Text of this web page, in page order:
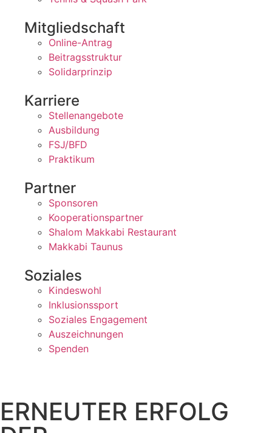
Mitgliedschaft
Online-Antrag
Beitragsstruktur
Solidarprinzip
Karriere
Stellenangebote
Ausbildung
FSJ/BFD
Praktikum
Partner
Sponsoren
Kooperationspartner
Shalom Makkabi Restaurant
Makkabi Taunus
Soziales
Kindeswohl
Inklusionssport
Soziales Engagement
Auszeichnungen
Spenden
ERNEUTER ERFOLG